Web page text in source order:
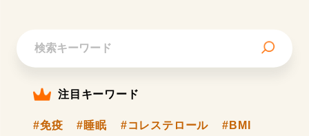
注目キーワード
#免疫 #睡眠 #コレステロール #BMI